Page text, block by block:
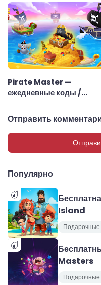
Pirate Master —
ежедневные коды /
Отправить
Популярно
Island
Подарочные
Masters
Подарочные